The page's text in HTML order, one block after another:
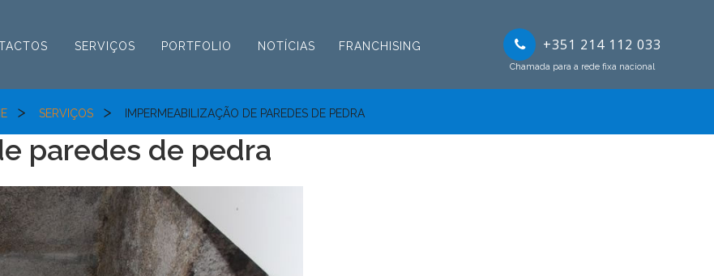
+351 214 112 033
Chamada para a rede fixa nacional
SERVIÇOS PORTFOLIO NOTÍCIAS FRANCHISING
> SERVIÇOS > IMPERMEABILIZAÇÃO DE PAREDES DE PEDRA
paredes de pedra